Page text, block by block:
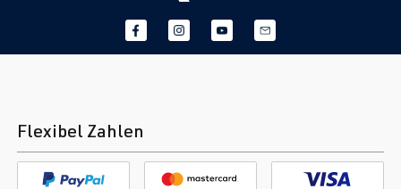
Flexibel Zahlen